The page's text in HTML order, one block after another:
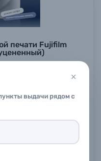
выдачи рядом с
печати Fujifilm